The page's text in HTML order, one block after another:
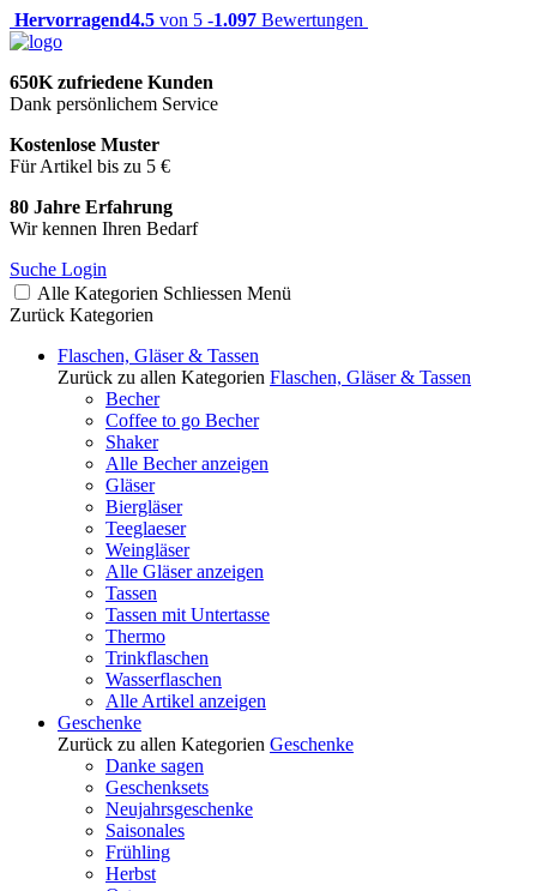
Hervorragend4.5 von 5 -1.097 Bewertungen
650K zufriedene Kunden
Dank persönlichem Service
Kostenlose Muster
Für Artikel bis zu 5 €
80 Jahre Erfahrung
Wir kennen Ihren Bedarf
Suche Login
Alle Kategorien Schliessen Menü
Zurück Kategorien
Flaschen, Gläser & Tassen
Zurück zu allen Kategorien Flaschen, Gläser & Tassen
Becher
Coffee to go Becher
Shaker
Alle Becher anzeigen
Gläser
Biergläser
Teeglaeser
Weingläser
Alle Gläser anzeigen
Tassen
Tassen mit Untertasse
Thermo
Trinkflaschen
Wasserflaschen
Alle Artikel anzeigen
Geschenke
Zurück zu allen Kategorien Geschenke
Danke sagen
Geschenksets
Neujahrsgeschenke
Saisonales
Frühling
Herbst